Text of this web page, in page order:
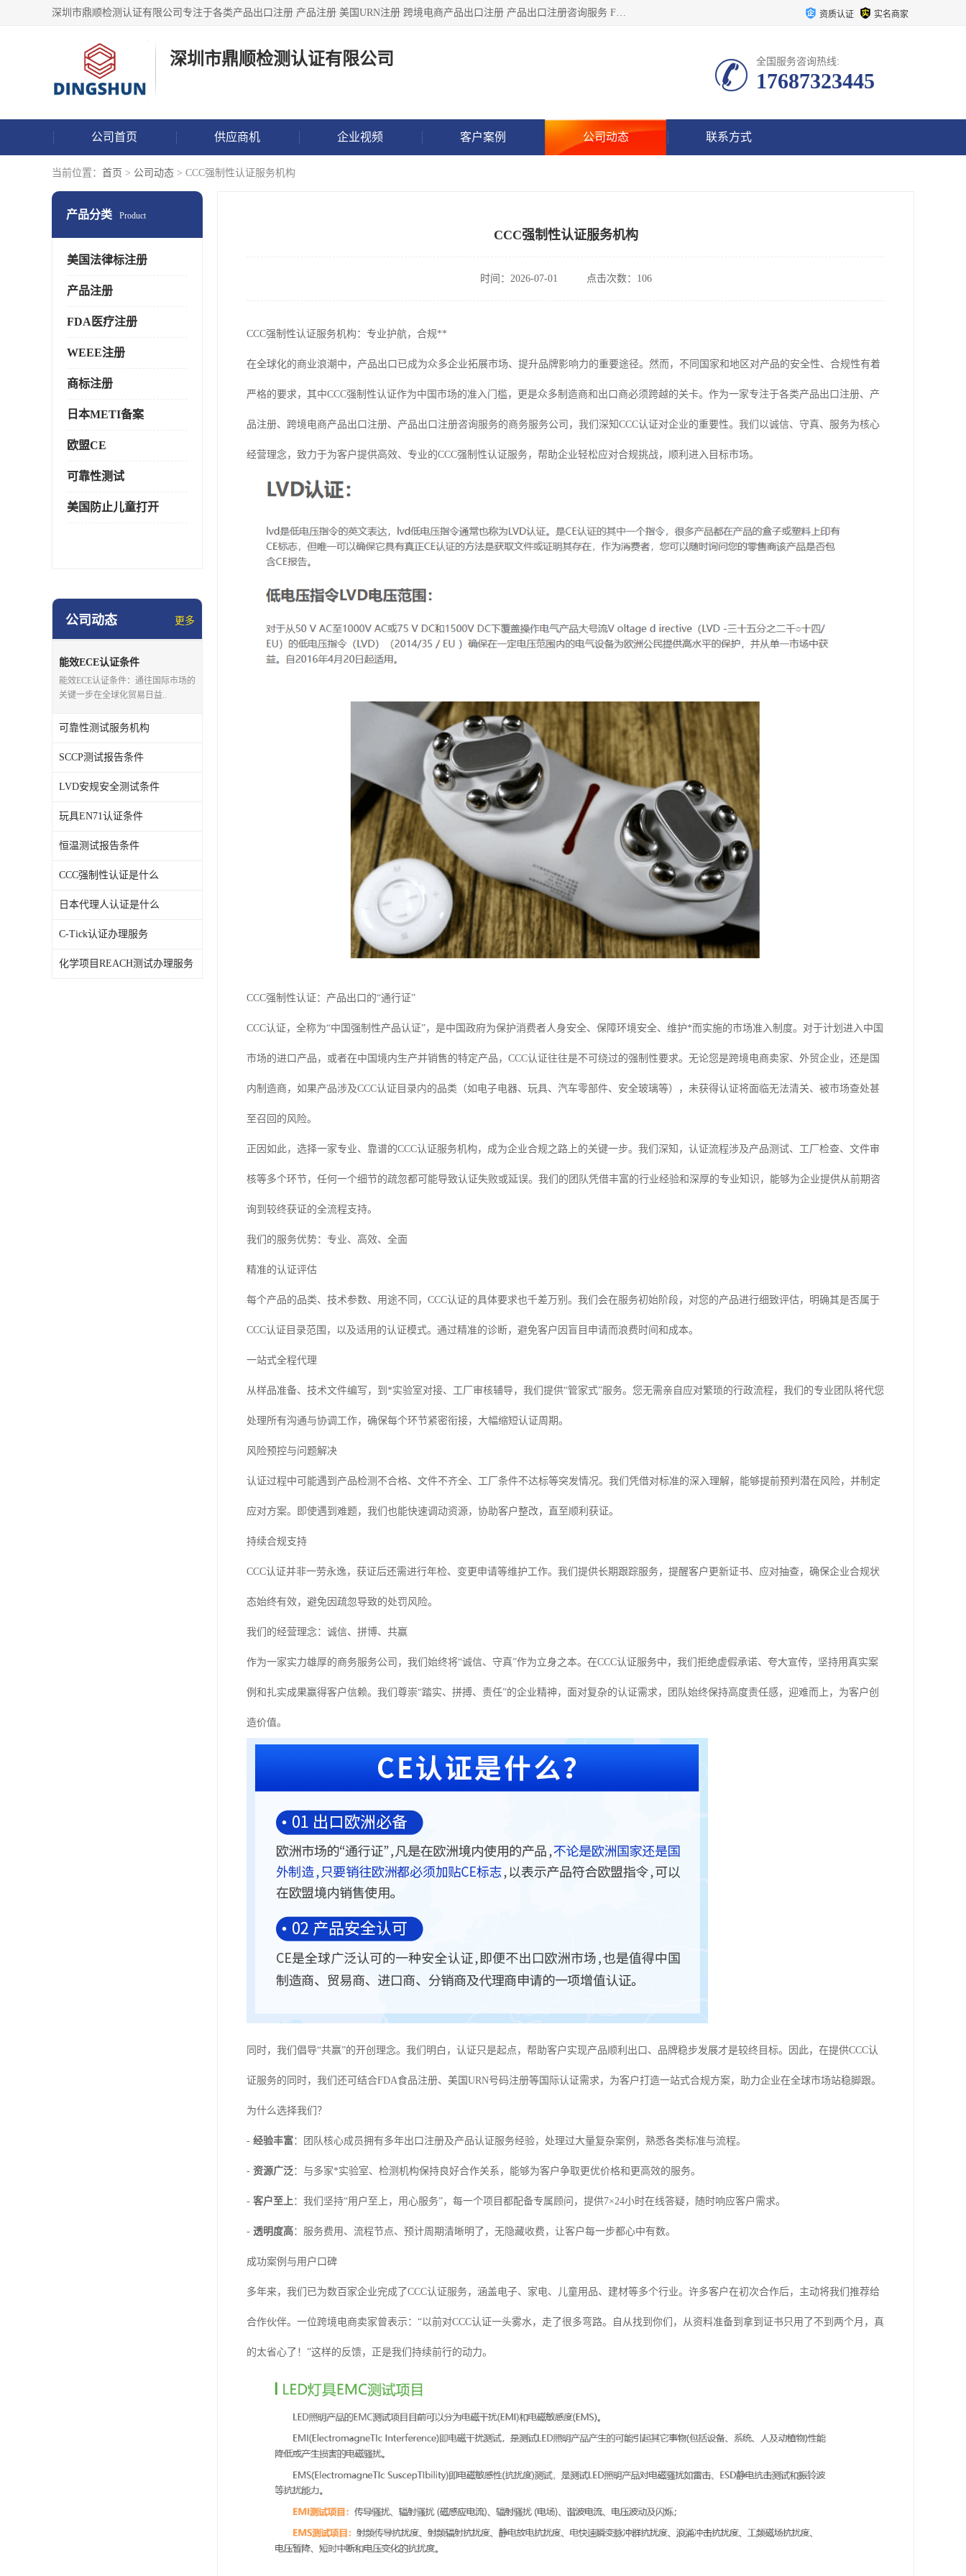
深圳市鼎顺检测认证有限公司专注于各类产品出口注册 产品注册 美国URN注册 跨境电商产品出口注册 产品出口注册咨询服务 FDA食品注册等我们是一家商务服务公司，为客户提供商标注册，本公司实力雄厚，能满足客户多种需求。 资质认证 实名商家
深圳市鼎顺检测认证有限公司 全国服务咨询热线:
17687323445
公司首页 供应商机 企业视频 客户案例 公司动态 联系方式
当前位置： 首页 > 公司动态 > CCC强制性认证服务机构
产品分类 Product
美国法律标注册
产品注册
FDA医疗注册
WEEE注册
商标注册
日本METI备案
欧盟CE
可靠性测试
美国防止儿童打开
公司动态 更多
能效ECE认证条件
能效ECE认证条件：通往国际市场的
关键一步在全球化贸易日益..
可靠性测试服务机构
SCCP测试报告条件
LVD安规安全测试条件
玩具EN71认证条件
恒温测试报告条件
CCC强制性认证是什么
日本代理人认证是什么
C-Tick认证办理服务
化学项目REACH测试办理服务
CCC强制性认证服务机构
时间：2026-07-01 点击次数：106
CCC强制性认证服务机构：专业护航，合规**
在全球化的商业浪潮中，产品出口已成为众多企业拓展市场、提升品牌影响力的重要途径。然而，不同国家和地区对产品的安全性、合规性有着
严格的要求，其中CCC强制性认证作为中国市场的准入门槛，更是众多制造商和出口商必须跨越的关卡。作为一家专注于各类产品出口注册、产
品注册、跨境电商产品出口注册、产品出口注册咨询服务的商务服务公司，我们深知CCC认证对企业的重要性。我们以诚信、守真、服务为核心
经营理念，致力于为客户提供高效、专业的CCC强制性认证服务，帮助企业轻松应对合规挑战，顺利进入目标市场。
CCC强制性认证：产品出口的“通行证”
CCC认证，全称为“中国强制性产品认证”，是中国政府为保护消费者人身安全、保障环境安全、维护*而实施的市场准入制度。对于计划进入中国
市场的进口产品，或者在中国境内生产并销售的特定产品，CCC认证往往是不可绕过的强制性要求。无论您是跨境电商卖家、外贸企业，还是国
内制造商，如果产品涉及CCC认证目录内的品类（如电子电器、玩具、汽车零部件、安全玻璃等），未获得认证将面临无法清关、被市场查处甚
至召回的风险。
正因如此，选择一家专业、靠谱的CCC认证服务机构，成为企业合规之路上的关键一步。我们深知，认证流程涉及产品测试、工厂检查、文件审
核等多个环节，任何一个细节的疏忽都可能导致认证失败或延误。我们的团队凭借丰富的行业经验和深厚的专业知识，能够为企业提供从前期咨
询到较终获证的全流程支持。
我们的服务优势：专业、高效、全面
精准的认证评估
每个产品的品类、技术参数、用途不同，CCC认证的具体要求也千差万别。我们会在服务初始阶段，对您的产品进行细致评估，明确其是否属于
CCC认证目录范围，以及适用的认证模式。通过精准的诊断，避免客户因盲目申请而浪费时间和成本。
一站式全程代理
从样品准备、技术文件编写，到*实验室对接、工厂审核辅导，我们提供“管家式”服务。您无需亲自应对繁琐的行政流程，我们的专业团队将代您
处理所有沟通与协调工作，确保每个环节紧密衔接，大幅缩短认证周期。
风险预控与问题解决
认证过程中可能遇到产品检测不合格、文件不齐全、工厂条件不达标等突发情况。我们凭借对标准的深入理解，能够提前预判潜在风险，并制定
应对方案。即使遇到难题，我们也能快速调动资源，协助客户整改，直至顺利获证。
持续合规支持
CCC认证并非一劳永逸，获证后还需进行年检、变更申请等维护工作。我们提供长期跟踪服务，提醒客户更新证书、应对抽查，确保企业合规状
态始终有效，避免因疏忽导致的处罚风险。
我们的经营理念：诚信、拼博、共赢
作为一家实力雄厚的商务服务公司，我们始终将“诚信、守真”作为立身之本。在CCC认证服务中，我们拒绝虚假承诺、夸大宣传，坚持用真实案
例和扎实成果赢得客户信赖。我们尊崇“踏实、拼搏、责任”的企业精神，面对复杂的认证需求，团队始终保持高度责任感，迎难而上，为客户创
造价值。
同时，我们倡导“共赢”的开创理念。我们明白，认证只是起点，帮助客户实现产品顺利出口、品牌稳步发展才是较终目标。因此，在提供CCC认
证服务的同时，我们还可结合FDA食品注册、美国URN号码注册等国际认证需求，为客户打造一站式合规方案，助力企业在全球市场站稳脚跟。
为什么选择我们？
- 经验丰富：团队核心成员拥有多年出口注册及产品认证服务经验，处理过大量复杂案例，熟悉各类标准与流程。
- 资源广泛：与多家*实验室、检测机构保持良好合作关系，能够为客户争取更优价格和更高效的服务。
- 客户至上 ：我们坚持“用户至上，用心服务”，每一个项目都配备专属顾问，提供7×24小时在线答疑，随时响应客户需求。
- 透明度高：服务费用、流程节点、预计周期清晰明了，无隐藏收费，让客户每一步都心中有数。
成功案例与用户口碑
多年来，我们已为数百家企业完成了CCC认证服务，涵盖电子、家电、儿童用品、建材等多个行业。许多客户在初次合作后，主动将我们推荐给
合作伙伴。一位跨境电商卖家曾表示：“以前对CCC认证一头雾水，走了很多弯路。自从找到你们，从资料准备到拿到证书只用了不到两个月，真
的太省心了！”这样的反馈，正是我们持续前行的动力。